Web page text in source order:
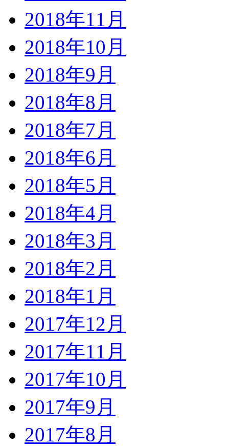
2018年11月
2018年10月
2018年9月
2018年8月
2018年7月
2018年6月
2018年5月
2018年4月
2018年3月
2018年2月
2018年1月
2017年12月
2017年11月
2017年10月
2017年9月
2017年8月